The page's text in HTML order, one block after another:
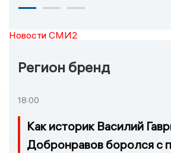
Новости СМИ2
Регион бренд
18:00
Как историк Василий
Добронравов боролся с